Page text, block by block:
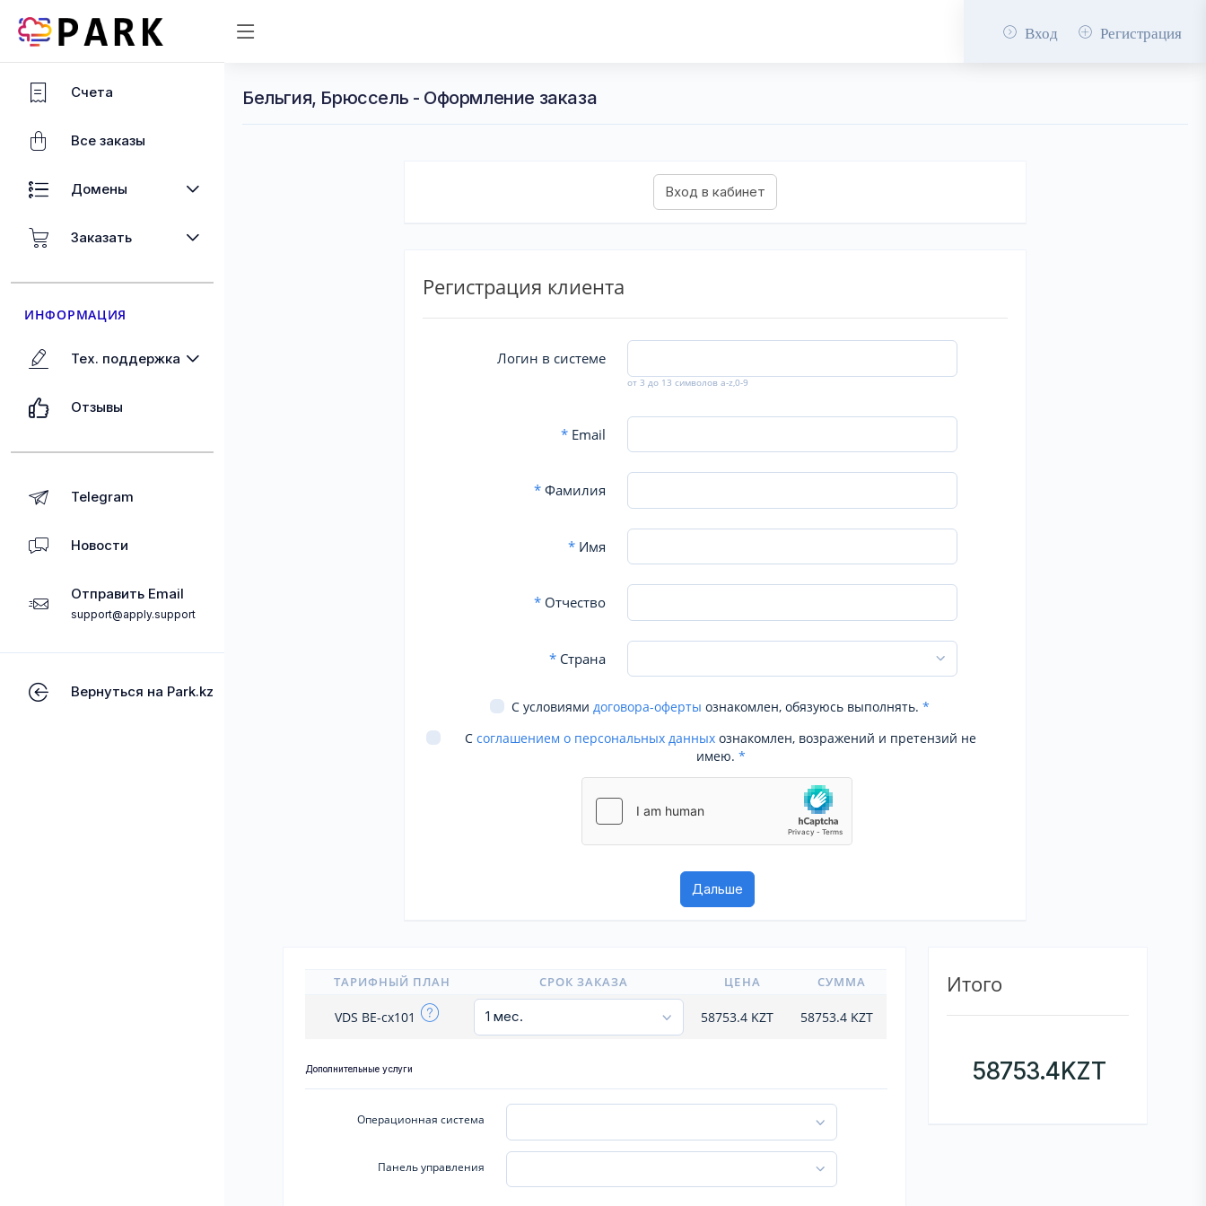
Вход Регистрация
Счета
Все заказы
Домены
Заказать
ИНФОРМАЦИЯ
Тех. поддержка
Отзывы
Telegram
Новости
Отправить Email
support@apply.support
Вернуться на Park.kz
Бельгия, Брюссель - Оформление заказа
Регистрация клиента
Логин в системе
от 3 до 13 символов a-z,0-9
*Email
*Фамилия
*Имя
*Отчество
*Страна
С условиями договора-оферты ознакомлен, обязуюсь выполнять. *
С соглашением о персональных данных ознакомлен, возражений и претензий не
имею. *
ТАРИФНЫЙ ПЛАН СРОК ЗАКАЗА ЦЕНА СУММА
VDS BE-cx101 58753.4 KZT 58753.4KZT
Дополнительные услуги
Операционная система
Панель управления
Итого
58753.4KZT